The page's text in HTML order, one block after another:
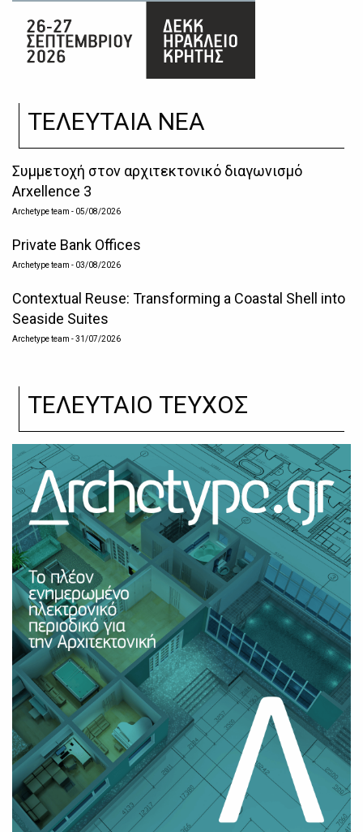
ΤΕΛΕΥΤΑΙΑ ΝΕΑ
Συμμετοχή στον αρχιτεκτονικό διαγωνισμό
Arxellence 3
Archetype team - 05/08/2026
Private Bank Offices
Archetype team - 03/08/2026
Contextual Reuse: Transforming a Coastal Shell into
Seaside Suites
Archetype team - 31/07/2026
ΤΕΛΕΥΤΑΙΟ ΤΕΥΧΟΣ